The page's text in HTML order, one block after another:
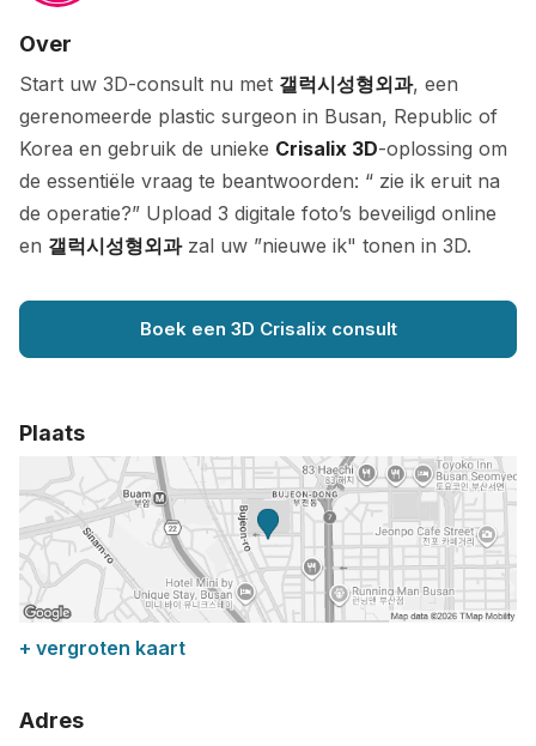
Over
Start uw 3D-consult nu met 갤럭시성형외과, een
gerenomeerde plastic surgeon in Busan, Republic of
Korea en gebruik de unieke Crisalix 3D-oplossing om
de essentiële vraag te beantwoorden: “ zie ik eruit na
de operatie?” Upload 3 digitale foto’s beveiligd online
en 갤럭시성형외과zal uw ”nieuwe ik" tonen in 3D.
Boek een 3D Crisalix consult
Plaats
+ vergroten kaart
Adres